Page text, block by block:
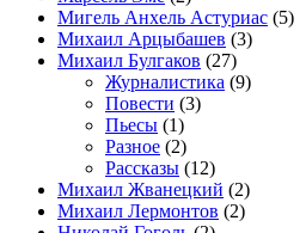
Мигель Анхель Астуриас (5)
Михаил Арцыбашев (3)
Михаил Булгаков (27)
Журналистика (9)
Повести (3)
Пьесы (1)
Разное (2)
Рассказы (12)
Михаил Жванецкий (2)
Михаил Лермонтов (2)